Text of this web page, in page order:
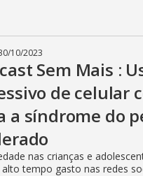
10/2023
Sem Mais :
de celular
a síndrome do
nas crianças e
tempo gasto nas redes